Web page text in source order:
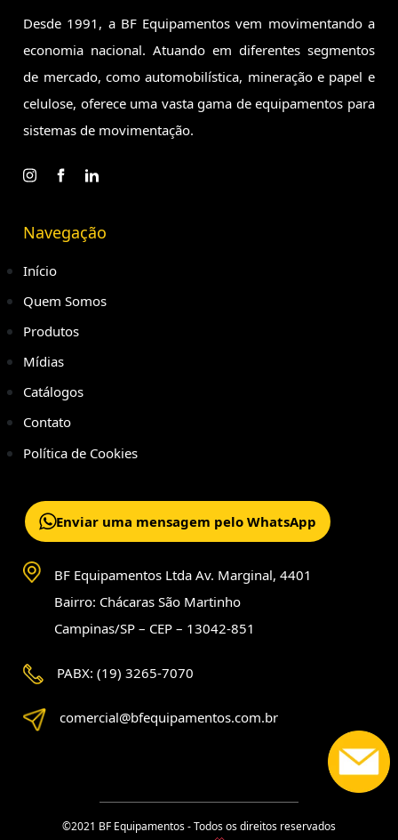
Desde 1991, a BF Equipamentos vem movimentando a
economia nacional. Atuando em diferentes segmentos
de mercado, comoautomobilística, mineração e papel e
celulose, oferece uma vastagama de equipamentos para
sistemas de movimentação.
Navegação
Início
Quem Somos
Produtos
Mídias
Catálogos
Contato
Política de Cookies
Enviar uma mensagem pelo WhatsApp
BF Equipamentos Ltda Av. Marginal, 4401
Bairro: Chácaras São Martinho
Campinas/SP – CEP – 13042-851
PABX: (19) 3265-7070
comercial@bfequipamentos.com.br
©2021 BF Equipamentos - Todos os direitos reservados